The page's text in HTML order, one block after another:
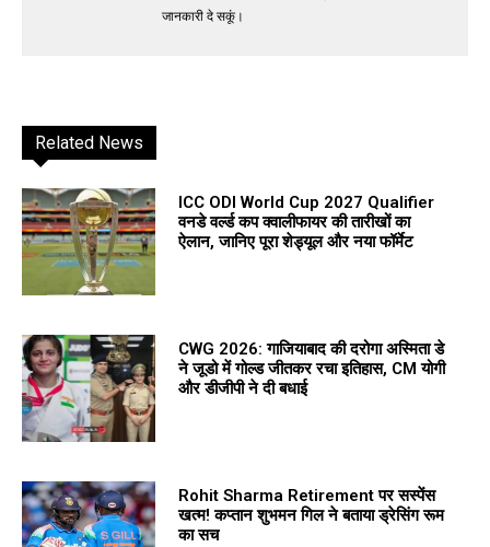
जानकारी दे सकूं।
Related News
ICC ODI World Cup 2027 Qualifier
वनडे वर्ल्ड कप क्वालीफायर की तारीखों का
ऐलान, जानिए पूरा शेड्यूल और नया फॉर्मेट
CWG 2026: गाजियाबाद की दरोगा अस्मिता डे
ने जूडो में गोल्ड जीतकर रचा इतिहास, CM योगी
और डीजीपी ने दी बधाई
Rohit Sharma Retirement पर सस्पेंस
खत्म! कप्तान शुभमन गिल ने बताया ड्रेसिंग रूम
का सच